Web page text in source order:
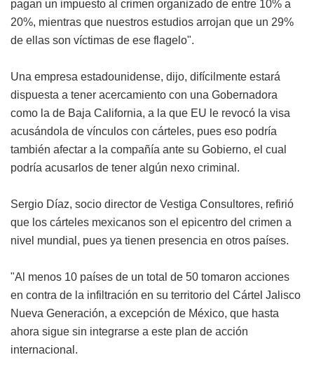
pagan un impuesto al crimen organizado de entre 10% a
20%, mientras que nuestros estudios arrojan que un 29%
de ellas son víctimas de ese flagelo".
Una empresa estadounidense, dijo, difícilmente estará
dispuesta a tener acercamiento con una Gobernadora
como la de Baja California, a la que EU le revocó la visa
acusándola de vínculos con cárteles, pues eso podría
también afectar a la compañía ante su Gobierno, el cual
podría acusarlos de tener algún nexo criminal.
Sergio Díaz, socio director de Vestiga Consultores, refirió
que los cárteles mexicanos son el epicentro del crimen a
nivel mundial, pues ya tienen presencia en otros países.
"Al menos 10 países de un total de 50 tomaron acciones
en contra de la infiltración en su territorio del Cártel Jalisco
Nueva Generación, a excepción de México, que hasta
ahora sigue sin integrarse a este plan de acción
internacional.